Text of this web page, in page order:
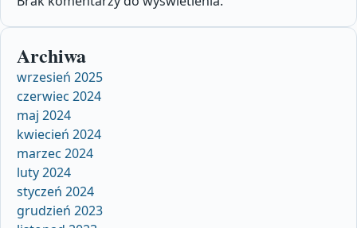
Archiwa
wrzesień 2025
czerwiec 2024
maj 2024
kwiecień 2024
marzec 2024
luty 2024
styczeń 2024
grudzień 2023